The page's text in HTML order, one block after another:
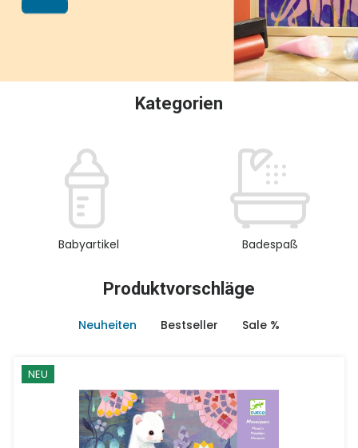
Kategorien
Babyartikel Badespaß
Produktvorschläge
Neuheiten Bestseller Sale %
NEU